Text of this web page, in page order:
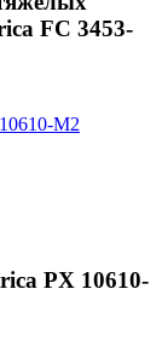
FC 3453-
PX 10610-